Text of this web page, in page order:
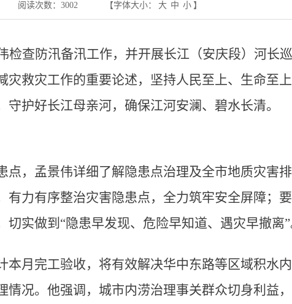
阅读次数： 3002 【字体大小： 大 中 小 】
检查防汛备汛工作，并开展长江（安庆段）河长
灾救灾工作的重要论述，坚持人民至上、生命至
护好长江母亲河，确保江河安澜、碧水长清。
点，孟景伟详细了解隐患点治理及全市地质灾害
有力有序整治灾害隐患点，全力筑牢安全屏障；
实做到“隐患早发现、危险早知道、遇灾早撤离”
本月完工验收，将有效解决华中东路等区域积水
情况。他强调，城市内涝治理事关群众切身利益